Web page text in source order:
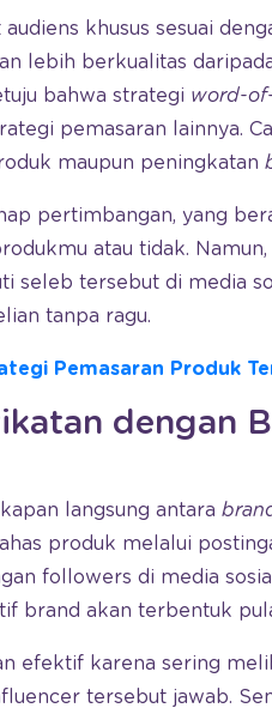
khusus sesuai
lebih berkualitas
bahwa strategi word-
pemasaran lainnya.
maupun peningkatan
pertimbangan, yang
atau tidak. Namun,
seleb tersebut di media
tanpa ragu.
Pemasaran Produk
dengan
langsung antara
produk melalui
followers di media
brand akan terbentuk
efektif karena sering
tersebut jawab.